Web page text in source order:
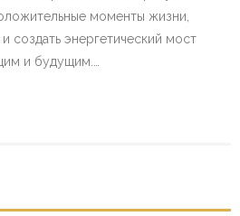
моменты жизни,
создать энергетический мост
и будущим.…